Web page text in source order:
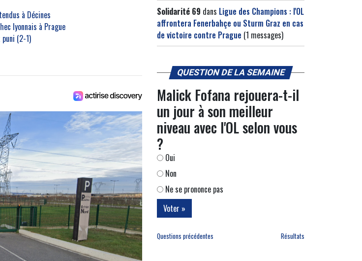
à Décines
lyonnais à Prague
(2-1)
Solidarité 69 dans Ligue des Champions : l'OL
affrontera Fenerbahçe ou Sturm Graz en cas
de victoire contre Prague (1 messages)
QUESTION DE LA SEMAINE
Malick Fofana rejouera-t-il
un jour à son meilleur
niveau avec l'OL selon vous
?
Oui
Non
Ne se prononce pas
Questions précédentes Résultats